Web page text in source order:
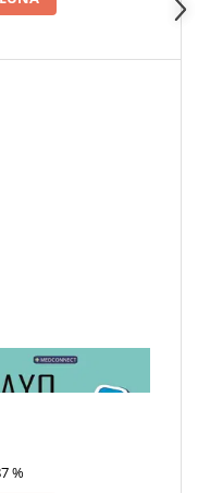
CLINIC. CARTEA
DESPRE DIABETUL
%